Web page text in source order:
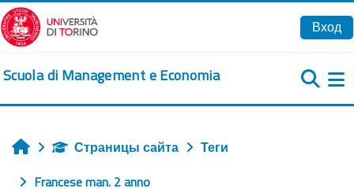
Перейти к основному содержанию
Вход
Scuola di Management e Economia
ГлавнаяСтраницы сайта
Теги
Francese man. 2 anno